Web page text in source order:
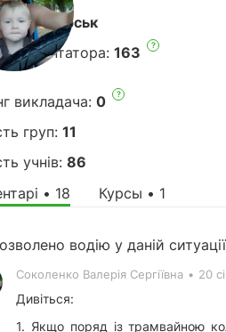
Краматорськ
коментатора: 163 ?
викладача: 0 ?
груп: 11
учнів: 86
• 18
Курсы • 1
водію у даній
Соколенко Валерія Сергіївна • 20
Дивіться:
1. Якщо поряд із трамвайною